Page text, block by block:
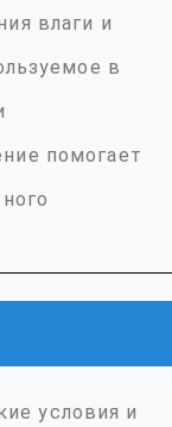
влаги и
в
помогает
условия и